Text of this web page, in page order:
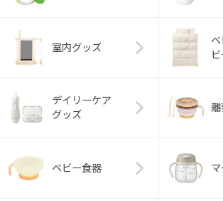
室内グッズ
デイリーケア
グッズ
ベビー食器